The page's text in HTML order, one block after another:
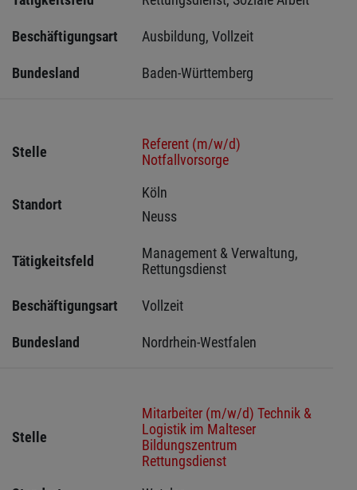
Beschäftigungsart Ausbildung, Vollzeit
Bundesland Baden-Württemberg
Stelle
Referent (m/w/d)
Notfallvorsorge
Standort
Köln
Neuss
Tätigkeitsfeld
Management & Verwaltung,
Rettungsdienst
Beschäftigungsart Vollzeit
Bundesland Nordrhein-Westfalen
Stelle
Mitarbeiter (m/w/d) Technik &
Logistik im Malteser
Bildungszentrum
Rettungsdienst